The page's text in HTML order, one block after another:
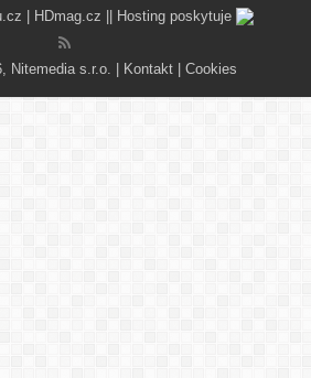
HDmag.cz || Hosting poskytuje
Nitemedia s.r.o. | Kontakt Cookies